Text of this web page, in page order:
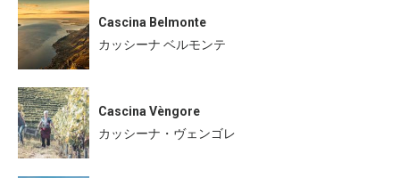
Cascina Belmonte
カッシーナ ベルモンテ
Cascina Vèngore
カッシーナ・ヴェンゴレ